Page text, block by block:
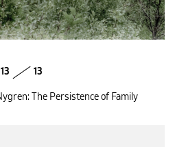
13 13
The Persistence of Family